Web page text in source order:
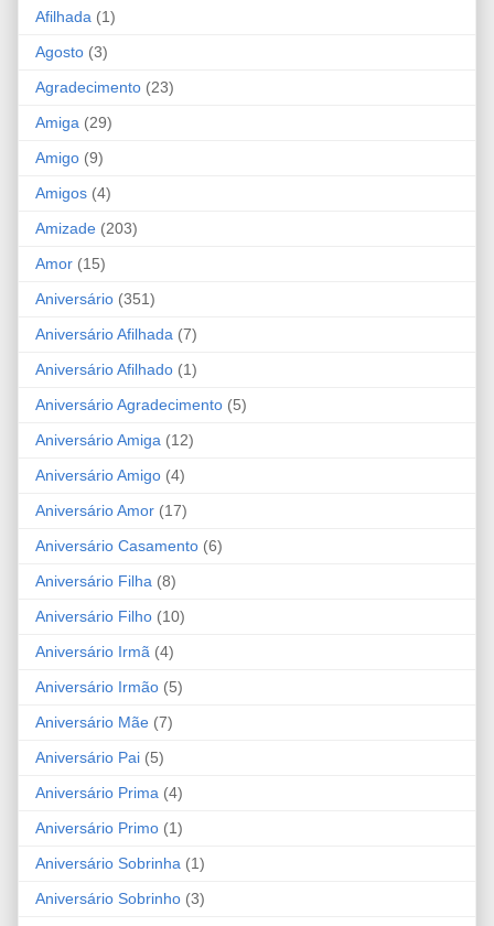
Afilhada (1)
Agosto (3)
Agradecimento (23)
Amiga (29)
Amigo (9)
Amigos (4)
Amizade (203)
Amor (15)
Aniversário (351)
Aniversário Afilhada (7)
Aniversário Afilhado (1)
Aniversário Agradecimento (5)
Aniversário Amiga (12)
Aniversário Amigo (4)
Aniversário Amor (17)
Aniversário Casamento (6)
Aniversário Filha (8)
Aniversário Filho (10)
Aniversário Irmã (4)
Aniversário Irmão (5)
Aniversário Mãe (7)
Aniversário Pai (5)
Aniversário Prima (4)
Aniversário Primo (1)
Aniversário Sobrinha (1)
Aniversário Sobrinho (3)